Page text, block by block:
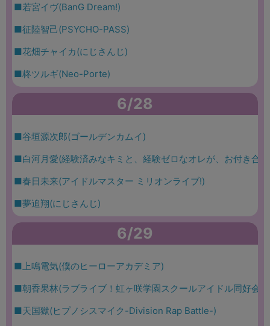
■若宮イヴ(BanG Dream!)
■征陸智己(PSYCHO-PASS)
■花畑チャイカ(にじさんじ)
■柊ツルギ(Neo-Porte)
6/28
■谷垣源次郎(ゴールデンカムイ)
■白河月愛(経験済みなキミと、経験ゼロなオレが、お付き合
■春日未来(アイドルマスター ミリオンライブ!)
■夢追翔(にじさんじ)
6/29
■上鳴電気(僕のヒーローアカデミア)
■朝香果林(ラブライブ！虹ヶ咲学園スクールアイドル同好会)
■天国獄(ヒプノシスマイク-Division Rap Battle-)